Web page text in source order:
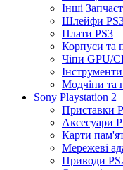
Інші
Шлейфи
Плати PS3
Корпуси та
Чіпи GPU/
Модчіпи та
Sony Playstation 2
Приставки
Аксесуари
Карти
Мережеві
Приводи